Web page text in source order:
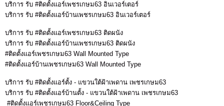
บริการ รับ #ติดตั้งแอร์เพชรเกษม63 อินเวอร์เตอร์
บริการ รับ #ติดตั้งแอร์บ้านเพชรเกษม63 อินเวอร์เตอร์
บริการ รับ #ติดตั้งแอร์เพชรเกษม63 ติดผนัง
บริการ รับ #ติดตั้งแอร์บ้านเพชรเกษม63 ติดผนัง
#ติดตั้งแอร์เพชรเกษม63 Wall Mounted Type
#ติดตั้งแอร์บ้านเพชรเกษม63 Wall Mounted Type
บริการ รับ #ติดตั้งแอร์ตั้ง - แขวนใต้ฝ้าเพดาน เพชรเกษม63
บริการ รับ #ติดตั้งแอร์บ้านตั้ง - แขวนใต้ฝ้าเพดาน เพชรเกษม63
#ติดตั้งแอร์เพชรเกษม63 Floor&Ceiling Type